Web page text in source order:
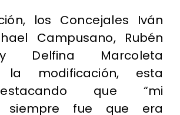
los Concejales Iván
Campusano, Rubén
Delfina Marcoleta
la modificación, esta
que “mi
siempre fue que era